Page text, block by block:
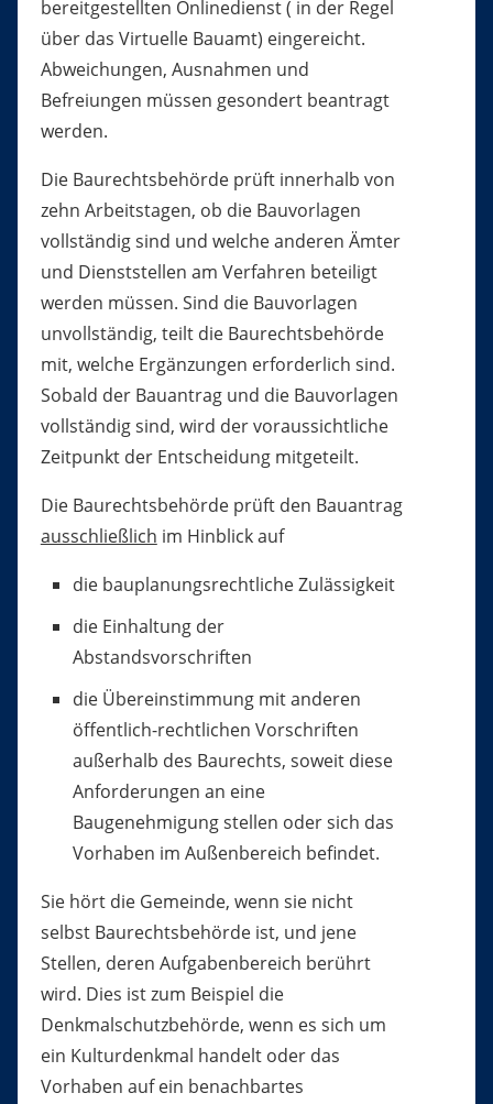
bereitgestellten Onlinedienst ( in der Regel
über das Virtuelle Bauamt) eingereicht.
Abweichungen, Ausnahmen und
Befreiungen müssen gesondert beantragt
werden.
Die Baurechtsbehörde prüft innerhalb von
zehn Arbeitstagen, ob die Bauvorlagen
vollständig sind und welche anderen Ämter
und Dienststellen am Verfahren beteiligt
werden müssen. Sind die Bauvorlagen
unvollständig, teilt die Baurechtsbehörde
mit, welche Ergänzungen erforderlich sind.
Sobald der Bauantrag und die Bauvorlagen
vollständig sind, wird der voraussichtliche
Zeitpunkt der Entscheidung mitgeteilt.
Die Baurechtsbehörde prüft den Bauantrag
ausschließlich im Hinblick auf
die bauplanungsrechtliche Zulässigkeit
die Einhaltung der
Abstandsvorschriften
die Übereinstimmung mit anderen
öffentlich-rechtlichen Vorschriften
außerhalb des Baurechts, soweit diese
Anforderungen an eine
Baugenehmigung stellen oder sich das
Vorhaben im Außenbereich befindet.
Sie hört die Gemeinde, wenn sie nicht
selbst Baurechtsbehörde ist, und jene
Stellen, deren Aufgabenbereich berührt
wird. Dies ist zum Beispiel die
Denkmalschutzbehörde, wenn es sich um
ein Kulturdenkmal handelt oder das
Vorhaben auf ein benachbartes